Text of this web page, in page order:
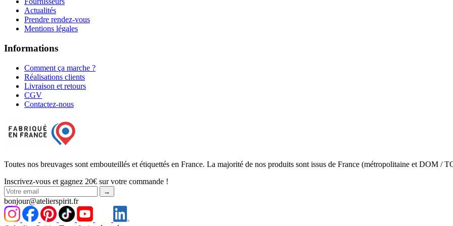
Actualités
Prendre rendez-vous
Mentions légales
Informations
Comment ça marche ?
Réalisations clients
Livraison et retours
CGV
Contactez-nous
Toutes nos breuvages sont embouteillés et étiquettés en France. La majorité de nos produits sont issus de France (métropolitaine et DOM /
Inscrivez-vous et gagnez 20€ sur votre commande !
→
bonjour@atelierspirit.fr